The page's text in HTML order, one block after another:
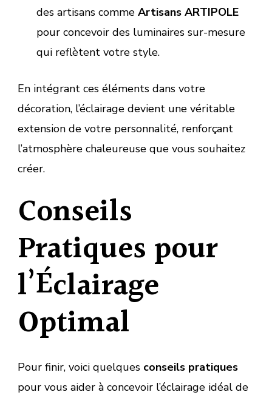
des artisans comme Artisans ARTIPOLE
pour concevoir des luminaires sur-mesure
qui reflètent votre style.
En intégrant ces éléments dans votre
décoration, l’éclairage devient une véritable
extension de votre personnalité, renforçant
l’atmosphère chaleureuse que vous souhaitez
créer.
Conseils
Pratiques pour
l’Éclairage
Optimal
Pour finir, voici quelques conseils pratiques
pour vous aider à concevoir l’éclairage idéal de